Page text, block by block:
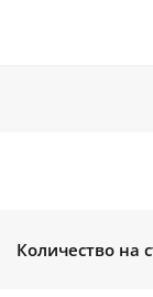
Количество на